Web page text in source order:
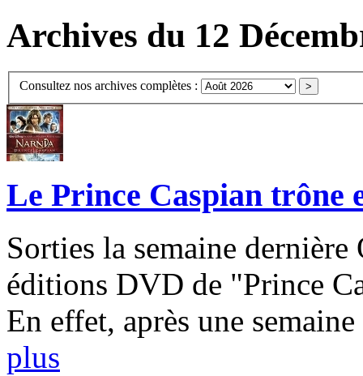
Archives du 12
Consultez nos archives complètes :
Le Prince Caspian trône
Sorties la semaine
éditions DVD de "Prince
En effet, après une
plus